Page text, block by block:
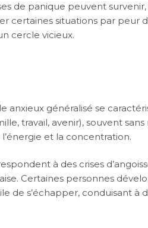
de panique peuvent
certaines situations par peur
cercle vicieux.
anxieux généralisé se
travail, avenir), souvent sans
et la concentration.
à des crises
Certaines personnes
de s’échapper, conduisant à